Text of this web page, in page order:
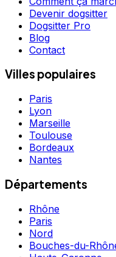
Devenir dogsitter
Dogsitter Pro
Blog
Contact
Villes populaires
Paris
Lyon
Marseille
Toulouse
Bordeaux
Nantes
Départements
Rhône
Paris
Nord
Bouches-du-